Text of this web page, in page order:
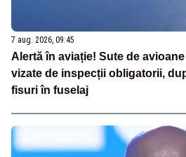
7 aug. 2026, 09:45
Alertă în aviație! Sute de
vizate de inspecții obligatorii,
fisuri în fuselaj